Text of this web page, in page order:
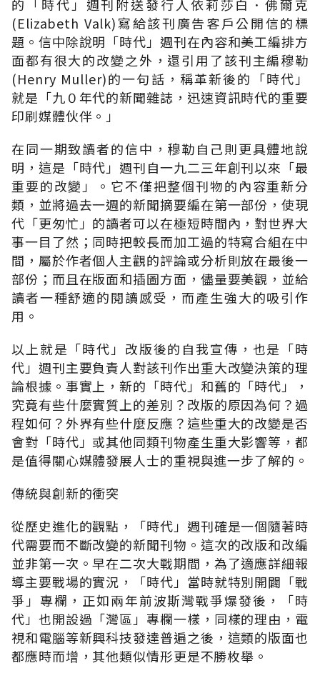
的「時代」週刊附送發行人依莉莎白．佛爾克
(Elizabeth Valk)寫給該刊廣告客戶公開信的標
題。信中除說明「時代」週刊在內容和美工編排方
面都有很大的改變之外，還引用了該刊主編穆勒
(Henry Muller)的一句話，稱革新後的「時代」
就是「九０年代的新聞雜誌，迅速資訊時代的重要
印刷媒體伙伴。」
在同一期致讀者的信中，穆勒自己則更具體地說
明，這是「時代」週刊自一九二三年創刊以來「最
重要的改變」。它不僅把整個刊物的內容重新分
類，並將過去一週的新聞摘要編在第一部份，使現
代「更匆忙」的讀者可以在極短時間內，對世界大
事一目了然；同時把較長而加工過的特寫合組在中
間，屬於作者個人主觀的評論或分析則放在最後一
部份；而且在版面和插圖方面，儘量要美觀，並給
讀者一種舒適的閱讀感受，而產生強大的吸引作
用。
以上就是「時代」改版後的自我宣傳，也是「時
代」週刊主要負責人對該刊作出重大改變決策的理
論根據。事實上，新的「時代」和舊的「時代」，
究竟有些什麼實質上的差別？改版的原因為何？過
程如何？外界有些什麼反應？這些重大的改變是否
會對「時代」或其他同類刊物產生重大影響等，都
是值得關心媒體發展人士的重視與進一步了解的。
傳統與創新的衝突
從歷史進化的觀點，「時代」週刊確是一個隨著時
代需要而不斷改變的新聞刊物。這次的改版和改編
並非第一次。早在二次大戰期間，為了適應詳細報
導主要戰場的實況，「時代」當時就特別開闢「戰
爭」專欄，正如兩年前波斯灣戰爭爆發後，「時
代」也開設過「灣區」專欄一樣，同樣的理由，電
視和電腦等新興科技發達普遍之後，這類的版面也
都應時而增，其他類似情形更是不勝枚舉。